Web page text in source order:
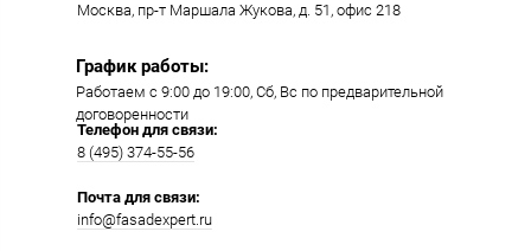
Работаем с 9:00 до 19:00​, Сб, Вс по предварительной
договоренности
Москва, пр-т Маршала Жукова, д. 51, офис 218​​
График работы:
Телефон для связи:
8 (495) 374-55-56​
Почта для связи:
info@fasadexpert.ru